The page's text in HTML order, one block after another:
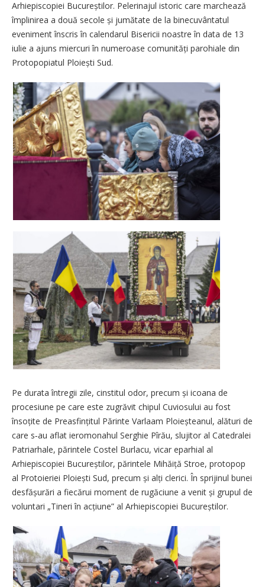
Arhiepiscopiei Bucureștilor. Pelerinajul istoric care marchează
împlinirea a două secole și jumătate de la binecuvântatul
eveniment înscris în calendarul Bisericii noastre în data de 13
iulie a ajuns miercuri în numeroase comunități parohiale din
Protopopiatul Ploiești Sud.
Pe durata întregii zile, cinstitul odor, precum și icoana de
procesiune pe care este zugrăvit chipul Cuviosului au fost
însoțite de Preasfințitul Părinte Varlaam Ploieșteanul, alături de
care s‑au aflat ieromonahul Serghie Pîrău, slujitor al Catedralei
Patriarhale, părintele Costel Burlacu, vicar eparhial al
Arhiepiscopiei Bucureștilor, părintele Mihăiță Stroe, protopop
al Protoieriei Ploiești Sud, precum și alți clerici. În sprijinul bunei
desfășurări a fiecărui moment de rugăciune a venit și grupul de
voluntari „Tineri în acțiune” al Arhiepiscopiei Bucureștilor.